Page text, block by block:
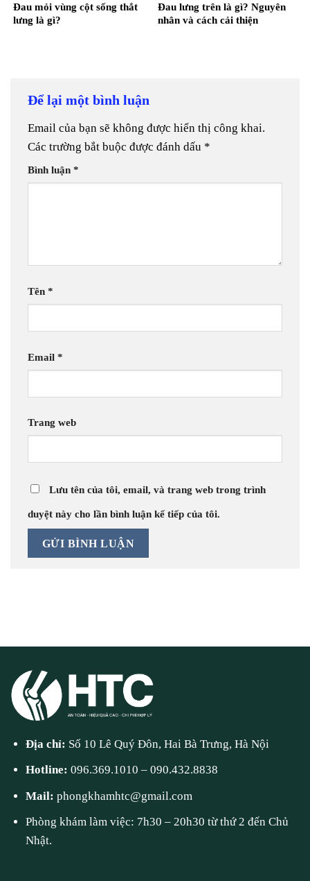
Đau mỏi vùng cột sống thắt
lưng là gì?
Đau lưng trên là gì? Nguyên
nhân và cách cải thiện
Để lại một bình luận
Email của bạn sẽ không được hiển thị công khai.
Các trường bắt buộc được đánh dấu *
Bình luận *
Tên *
Email *
Trang web
Lưu tên của tôi, email, và trang web trong trình
duyệt này cho lần bình luận kế tiếp của tôi.
Địa chỉ: Số 10 Lê Quý Đôn, Hai Bà Trưng, Hà Nội
Hotline:096.369.1010 –090.432.8838
Mail:phongkhamhtc@gmail.com
Phòng khám làm việc: 7h30 – 20h30 từ thứ 2 đến Chủ
Nhật.